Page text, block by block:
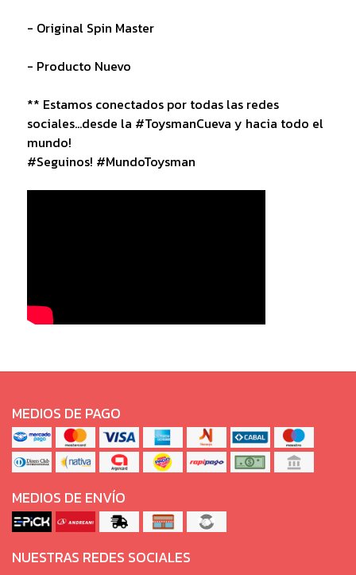
- Original Spin Master
- Producto Nuevo
** Estamos conectados por todas las redes
sociales...desde la #ToysmanCueva y hacia todo el
mundo!
#Seguinos! #MundoToysman
MEDIOS DE PAGO
MEDIOS DE ENVÍO
NUESTRAS REDES SOCIALES